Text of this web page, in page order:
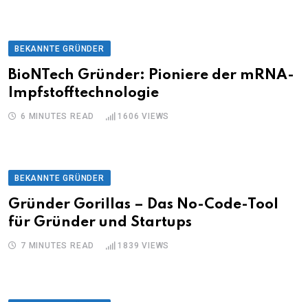
BEKANNTE GRÜNDER
BioNTech Gründer: Pioniere der mRNA-
Impfstofftechnologie
6 MINUTES READ 1606 VIEWS
BEKANNTE GRÜNDER
Gründer Gorillas – Das No-Code-Tool
für Gründer und Startups
7 MINUTES READ 1839 VIEWS